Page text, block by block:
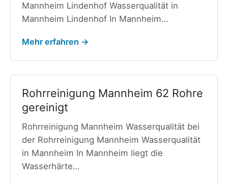
Mannheim Lindenhof Wasserqualität in
Mannheim Lindenhof In Mannheim…
Mehr erfahren →
Rohrreinigung Mannheim 62 Rohre
gereinigt
Rohrreinigung Mannheim Wasserqualität bei
der Rohrreinigung Mannheim Wasserqualität
in Mannheim In Mannheim liegt die
Wasserhärte…